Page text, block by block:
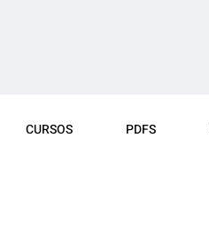
CURSOS PDFS